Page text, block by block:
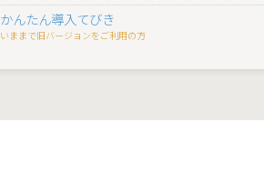
かんたん導入てびき
いままで旧バージョンをご利用の方